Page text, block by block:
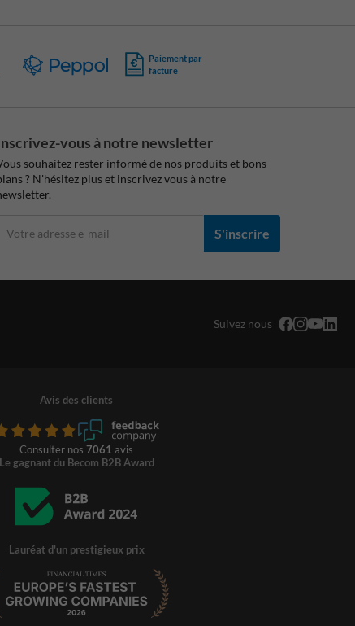
Paiement par
facture
vous à notre newsletter
souhaitez rester informé de nos produits et bons
? N'hésitez plus et inscrivez vous à notre
S'inscrire
Suivez nous
Avis des clients
Consulter nos 7061 avis
Le gagnant du Becom B2B Award
Lauréat d'un prestigieux prix